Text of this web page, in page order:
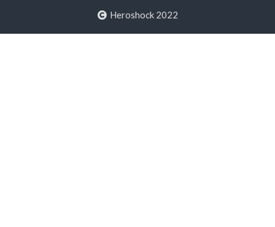
Heroshock 2022